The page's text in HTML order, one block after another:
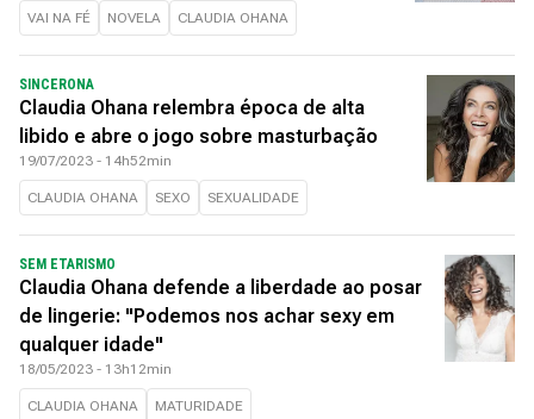
VAI NA FÉ NOVELA CLAUDIA OHANA
SINCERONA
Claudia Ohana relembra época de alta
libido e abre o jogo sobre masturbação
19/07/2023 - 14h52min
CLAUDIA OHANA SEXO SEXUALIDADE
SEM ETARISMO
Claudia Ohana defende a liberdade ao posar
de lingerie: "Podemos nos achar sexy em
qualquer idade"
18/05/2023 - 13h12min
CLAUDIA OHANA MATURIDADE